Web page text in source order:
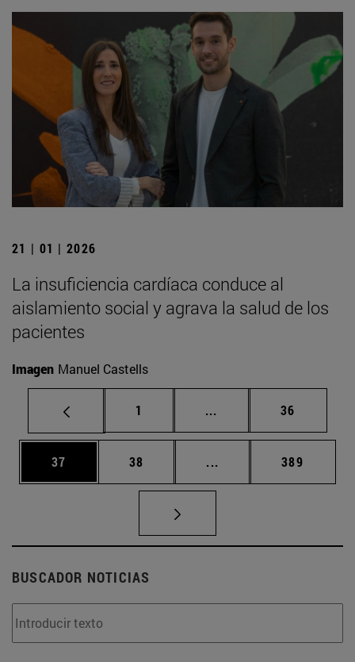
21 | 01 | 2026
La insuficiencia cardíaca conduce al
aislamiento social y agrava la salud de los
pacientes
Imagen Manuel Castells
Página
1 ... Páginas intermedias
Página
36
Página
37 Página
38 ... Páginas intermedias
Página
389
BUSCADOR NOTICIAS